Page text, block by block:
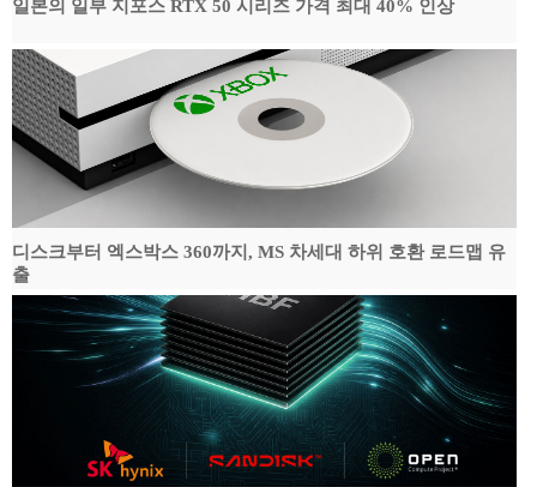
일본의 일부 지포스 RTX 50 시리즈 가격 최대 40% 인상
디스크부터 엑스박스 360까지, MS 차세대 하위 호환 로드맵 유
출